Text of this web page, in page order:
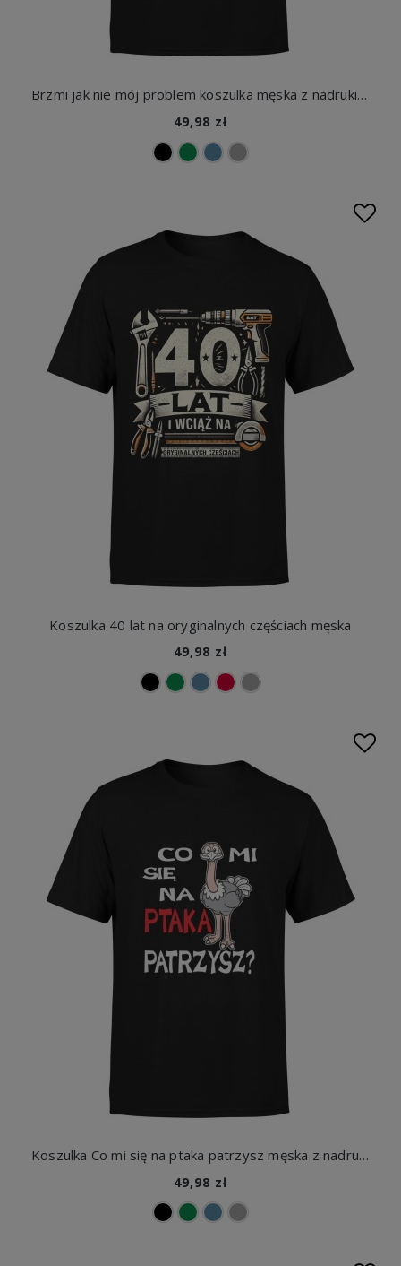
Brzmi jak nie mój problem koszulka męska z nadrukiem
49,98 zł
Koszulka 40 lat na oryginalnych częściach męska
49,98 zł
Koszulka Co mi się na ptaka patrzysz męska z nadrukiem
49,98 zł